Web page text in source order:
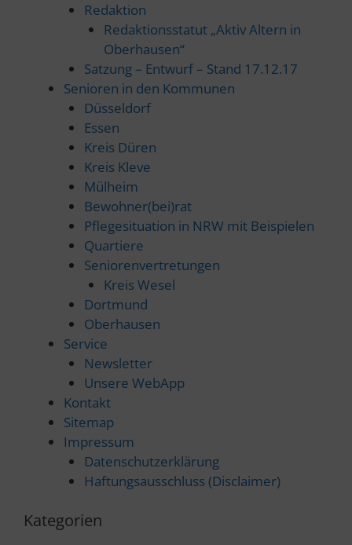
Redaktion
Redaktionsstatut „Aktiv Altern in
Oberhausen“
Satzung – Entwurf – Stand 17.12.17
Senioren in den Kommunen
Düsseldorf
Essen
Kreis Düren
Kreis Kleve
Mülheim
Bewohner(bei)rat
Pflegesituation in NRW mit Beispielen
Quartiere
Seniorenvertretungen
Kreis Wesel
Dortmund
Oberhausen
Service
Newsletter
Unsere WebApp
Kontakt
Sitemap
Impressum
Datenschutzerklärung
Haftungsausschluss (Disclaimer)
Kategorien